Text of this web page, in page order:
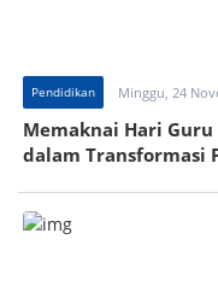
Pendidikan Minggu, 24
Memaknai Hari Guru
dalam Transformasi